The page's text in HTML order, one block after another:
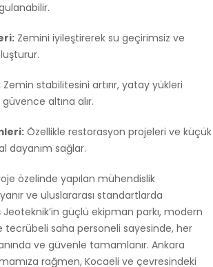
Zemini iyileştirerek su geçirimsiz ve
Zemin stabilitesini artırır, yatay yükleri
altına alır.
Özellikle restorasyon projeleri ve küçük
dayanım sağlar.
özelinde yapılan mühendislik
ve uluslararası standartlarda
güçlü ekipman parkı, modern
tecrübeli saha personeli sayesinde, her
ve güvenle tamamlanır. Ankara
rağmen, Kocaeli ve çevresindeki